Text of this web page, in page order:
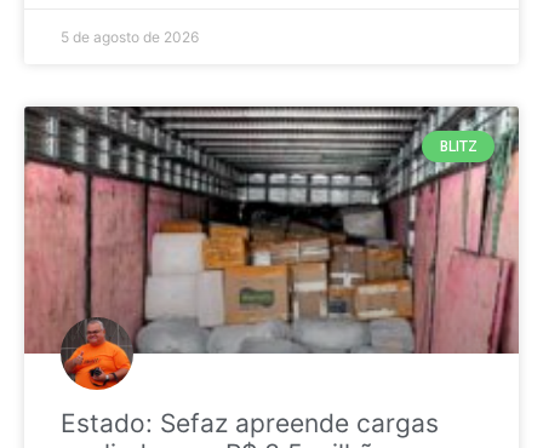
5 de agosto de 2026
BLITZ
Estado: Sefaz apreende cargas